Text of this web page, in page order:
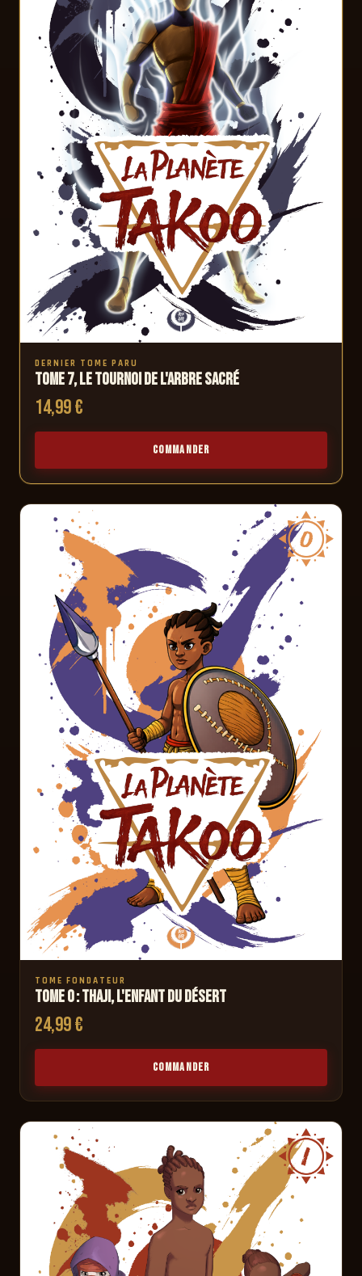
DERNIER TOME PARU
Tome 7, Le Tournoi de l'Arbre Sacré
14,99 €
COMMANDER
TOME FONDATEUR
Tome 0 : Thaji, l'enfant du désert
24,99 €
COMMANDER